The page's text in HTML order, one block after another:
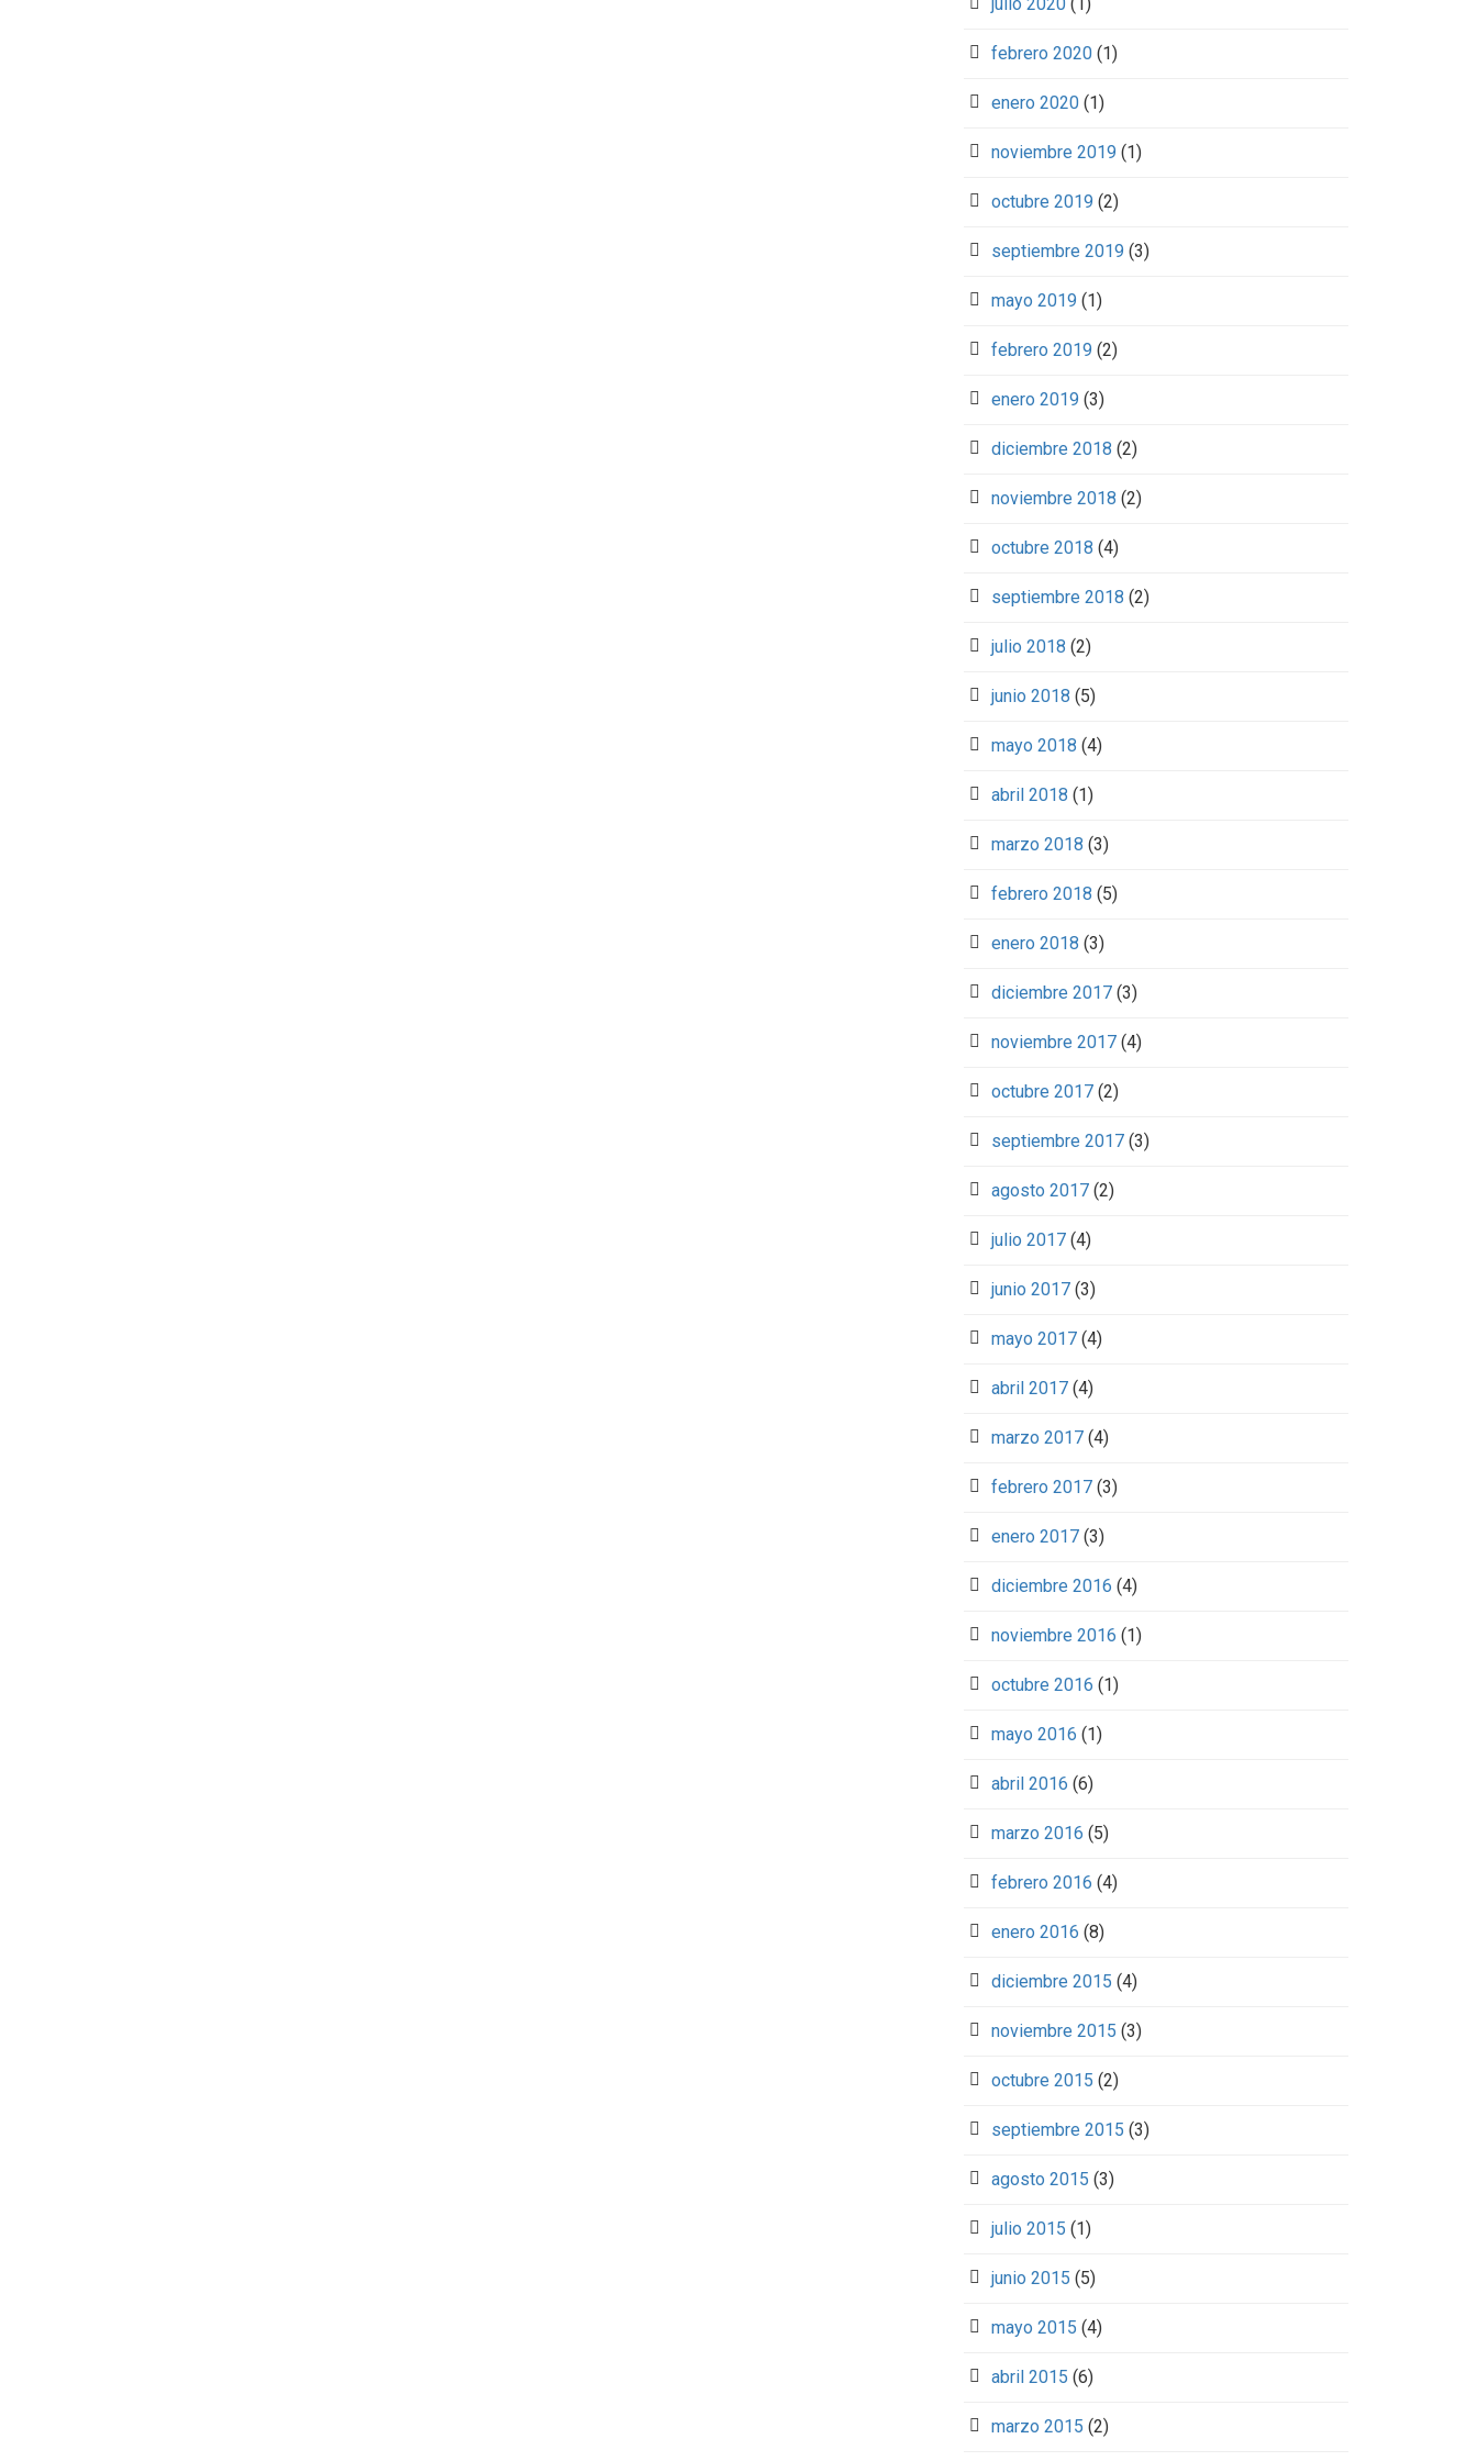
febrero 2020 (1)
enero 2020 (1)
noviembre 2019 (1)
octubre 2019 (2)
septiembre 2019 (3)
mayo 2019 (1)
febrero 2019 (2)
enero 2019 (3)
diciembre 2018 (2)
noviembre 2018 (2)
octubre 2018 (4)
septiembre 2018 (2)
julio 2018 (2)
junio 2018 (5)
mayo 2018 (4)
abril 2018 (1)
marzo 2018 (3)
febrero 2018 (5)
enero 2018 (3)
diciembre 2017 (3)
noviembre 2017 (4)
octubre 2017 (2)
septiembre 2017 (3)
agosto 2017 (2)
julio 2017 (4)
junio 2017 (3)
mayo 2017 (4)
abril 2017 (4)
marzo 2017 (4)
febrero 2017 (3)
enero 2017 (3)
diciembre 2016 (4)
noviembre 2016 (1)
octubre 2016 (1)
mayo 2016 (1)
abril 2016 (6)
marzo 2016 (5)
febrero 2016 (4)
enero 2016 (8)
diciembre 2015 (4)
noviembre 2015 (3)
octubre 2015 (2)
septiembre 2015 (3)
agosto 2015 (3)
julio 2015 (1)
junio 2015 (5)
mayo 2015 (4)
abril 2015 (6)
marzo 2015 (2)